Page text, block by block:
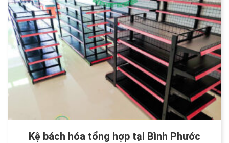
Kệ bách hóa tổng hợp tại Bình Phước